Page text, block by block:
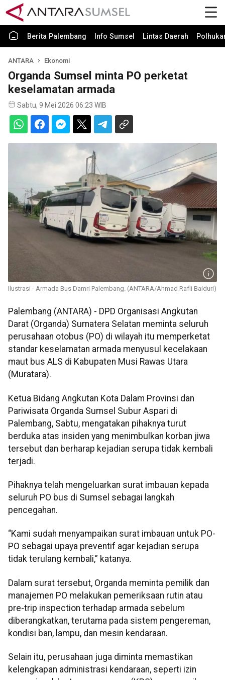
Berita Palembang Info Sumsel Lintas Daerah
ANTARA Ekonomi
Organda Sumsel minta PO perketat
keselamatan armada
Sabtu, 9 Mei 2026 06:23 WIB
Ilustrasi - Armada Bus Damri Palembang. (ANTARA/Ahmad Rafli Baiduri)
Palembang (ANTARA) - DPD Organisasi Angkutan
Darat (Organda) Sumatera Selatan meminta seluruh
perusahaan otobus (PO) di wilayah itu memperketat
standar keselamatan armada menyusul kecelakaan
maut bus ALS di Kabupaten Musi Rawas Utara
(Muratara).
Ketua Bidang Angkutan Kota Dalam Provinsi dan
Pariwisata Organda Sumsel Subur Aspari di
Palembang, Sabtu, mengatakan pihaknya turut
berduka atas insiden yang menimbulkan korban jiwa
tersebut dan berharap kejadian serupa tidak kembali
terjadi.
Pihaknya telah mengeluarkan surat imbauan kepada
seluruh PO bus di Sumsel sebagai langkah
pencegahan.
“Kami sudah menyampaikan surat imbauan untuk PO-
PO sebagai upaya preventif agar kejadian serupa
tidak terulang kembali,” katanya.
Dalam surat tersebut, Organda meminta pemilik dan
manajemen PO melakukan pemeriksaan rutin atau
pre-trip inspection terhadap armada sebelum
diberangkatkan, terutama pada sistem pengereman,
kondisi ban, lampu, dan mesin kendaraan.
Selain itu, perusahaan juga diminta memastikan
kelengkapan administrasi kendaraan, seperti izin